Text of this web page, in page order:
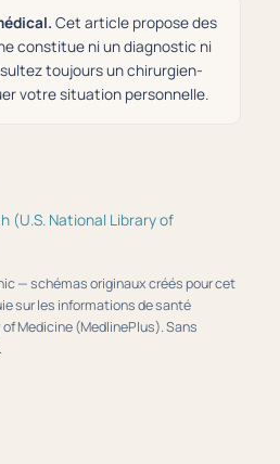
Cet article propose des
constitue ni un diagnostic ni
toujours un chirurgien-
votre situation personnelle.
(U.S. National Library of
— schémas originaux créés pour cet
sur les informations de santé
Medicine (MedlinePlus). Sans